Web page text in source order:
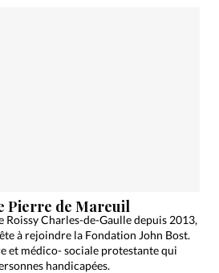
Pierre de Mareuil
Roissy Charles-de-Gaulle depuis 2013,
à rejoindre la Fondation John Bost.
et médico- sociale protestante qui
handicapées.